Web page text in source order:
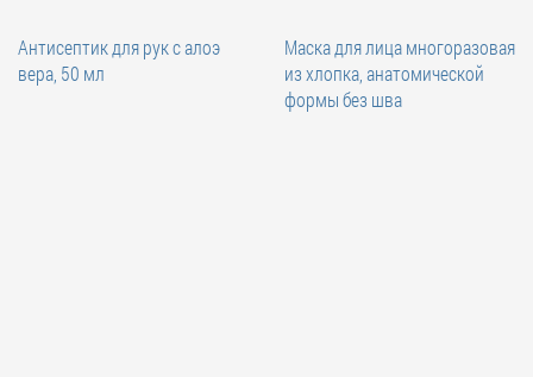
Антисептик для рук с алоэ
вера, 50 мл
Маска для лица многоразовая
из хлопка, анатомической
формы без шва